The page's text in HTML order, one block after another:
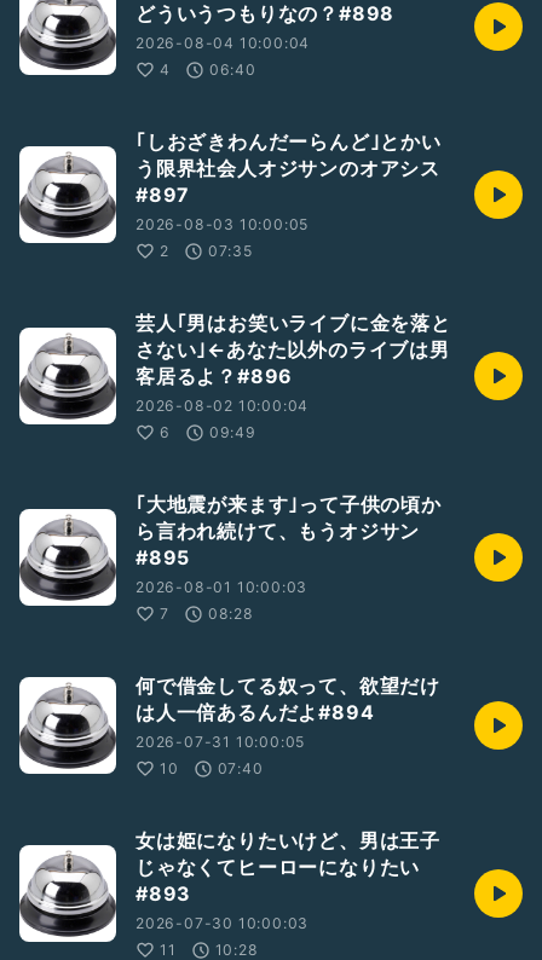
どういうつもりなの？#898
2026-08-04 10:00:04
4
06:40
｢しおざきわんだーらんど｣とかい
う限界社会人オジサンのオアシス
#897
2026-08-03 10:00:05
2
07:35
芸人｢男はお笑いライブに金を落と
さない｣←あなた以外のライブは男
客居るよ？#896
2026-08-02 10:00:04
6
09:49
｢大地震が来ます｣って子供の頃か
ら言われ続けて、もうオジサン
#895
2026-08-01 10:00:03
7
08:28
何で借金してる奴って、欲望だけ
は人一倍あるんだよ#894
2026-07-31 10:00:05
10
07:40
女は姫になりたいけど、男は王子
じゃなくてヒーローになりたい
#893
2026-07-30 10:00:03
11
10:28